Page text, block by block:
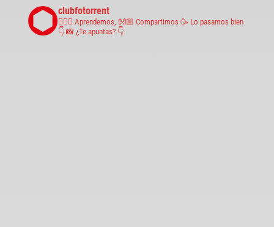
clubfotorrent
🤹🏼‍♀️ Aprendemos, 👐🏼 Compartimos🥳 Lo pasamos bien
👇 📸 ¿Te apuntas? 👇